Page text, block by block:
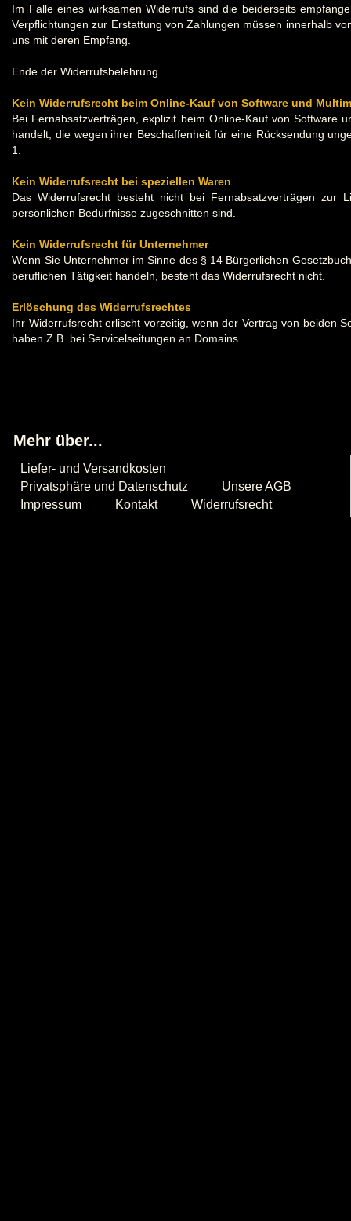
Im Falle eines wirksamen Widerrufs sind die beiderseits
Verpflichtungen zur Erstattung von Zahlungen müssen innerhalb
uns mit deren Empfang.
Ende der Widerrufsbelehrung
Kein Widerrufsrecht beim Online-Kauf von Software und
Bei Fernabsatzverträgen, explizit beim Online-Kauf von Software
handelt, die wegen ihrer Beschaffenheit für eine Rücksendung
1.
Kein Widerrufsrecht bei speziellen Waren
Das Widerrufsrecht besteht nicht bei Fernabsatzverträgen zur
persönlichen Bedürfnisse zugeschnitten sind.
Kein Widerrufsrecht für Unternehmer
Wenn Sie Unternehmer im Sinne des § 14 Bürgerlichen
beruflichen Tätigkeit handeln, besteht das Widerrufsrecht nicht.
Erlöschung des Widerrufsrechtes
Ihr Widerrufsrecht erlischt vorzeitig, wenn der Vertrag von beiden
haben.Z.B. bei Servicelseitungen an Domains.
Mehr über...
Liefer- und Versandkosten
Privatsphäre und Datenschutz
Unsere AGB
Impressum
Kontakt Widerrufsrecht